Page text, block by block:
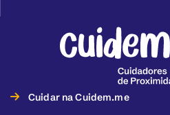
Cuidar na Cuidem.me